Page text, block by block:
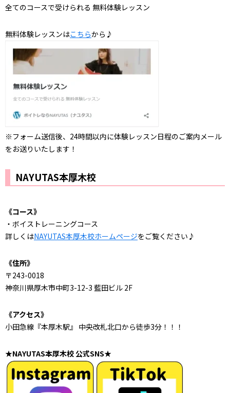
全てのコースで受けられる 無料体験レッスン
無料体験レッスンはこちらから♪
※フォーム送信後、24時間以内に体験レッスン日程のご案内メール
をお送りいたします！
NAYUTAS本厚木校
《コース》
・ボイストレーニングコース
詳しくはNAYUTAS本厚木校ホームページをご覧ください♪
《住所》
〒243-0018
神奈川県厚木市中町3-12-3 藍田ビル 2F
《アクセス》
小田急線『本厚木駅』 中央改札北口から徒歩3分！！！
★NAYUTAS本厚木校 公式SNS★